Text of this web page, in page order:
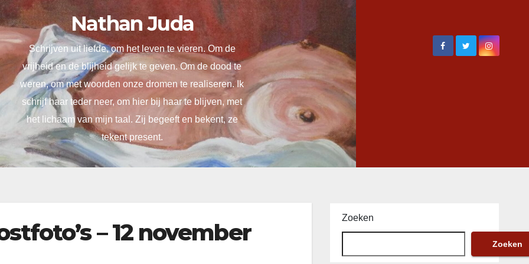
Nathan Juda
Schrijven uit liefde, om het leven te vieren. Om de
vrijheid en de blijheid gelijk te geven. Om de dood te
weren, om met woorden onze dromen te realiseren. Ik
schrijf haar teder neer, om hier bij haar te blijven, met
het lichaam van mijn taal. Zij begeeft en bekent, ze
tekent present.
– 12 november
Zoeken
Zoeken